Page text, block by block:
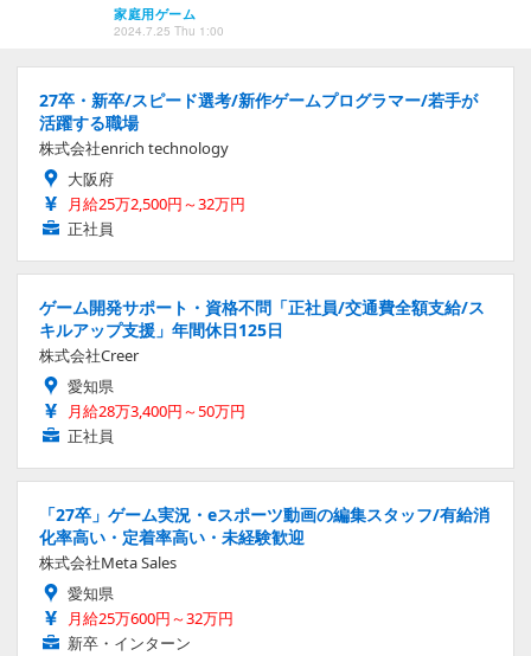
家庭用ゲーム
2024.7.25 Thu 1:00
27卒・新卒/スピード選考/新作ゲームプログラマー/若手が
活躍する職場
株式会社enrich technology
大阪府
月給25万2,500円～32万円
正社員
ゲーム開発サポート・資格不問「正社員/交通費全額支給/ス
キルアップ支援」年間休日125日
株式会社Creer
愛知県
月給28万3,400円～50万円
正社員
「27卒」ゲーム実況・eスポーツ動画の編集スタッフ/有給消
化率高い・定着率高い・未経験歓迎
株式会社Meta Sales
愛知県
月給25万600円～32万円
新卒・インターン